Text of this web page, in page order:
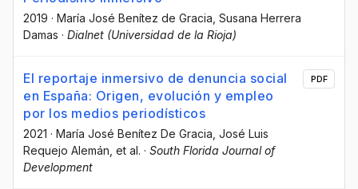
2019 · María José Benítez de Gracia , Susana Herrera
Damas · Dialnet (Universidad de la Rioja)
El reportaje inmersivo de denuncia social
en España: Origen, evolución y empleo
por los medios periodísticos
2021 · María José Benítez De Gracia , José Luis
Requejo Alemán , et al. · South Florida Journal of
Development
PDF